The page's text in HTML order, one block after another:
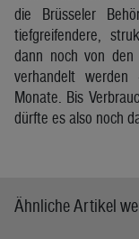
die Brüsseler
tiefgreifendere,
dann noch von den
verhandelt
Monate. Bis
dürfte es also noch
Ähnliche Artikel